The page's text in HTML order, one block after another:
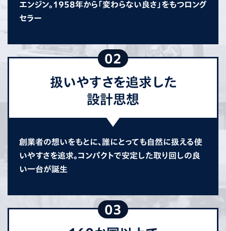
エンジン。1958年から「変わらない良さ」をもつロング
セラー
02
扱いやすさを追求した
設計思想
創業者の想いをもとに、誰にとっても自然に扱える使
いやすさを追求。コンパクトで安定した取り回しの良
い一台が誕生
03